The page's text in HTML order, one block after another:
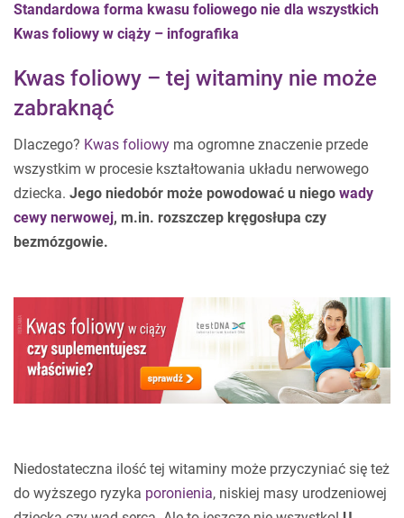
Standardowa forma kwasu foliowego nie dla wszystkich
Kwas foliowy w ciąży – infografika
Kwas foliowy – tej witaminy nie może
zabraknąć
Dlaczego? Kwas foliowy ma ogromne znaczenie przede
wszystkim w procesie kształtowania układu nerwowego
dziecka. Jego niedobór może powodować u niego wady
cewy nerwowej, m.in. rozszczep kręgosłupa czy
bezmózgowie.
Niedostateczna ilość tej witaminy może przyczyniać się też
do wyższego ryzyka poronienia, niskiej masy urodzeniowej